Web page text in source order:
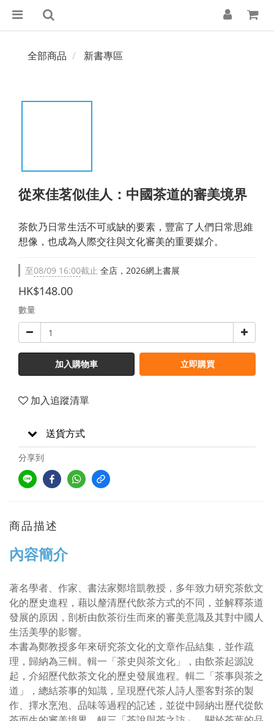
全部商品 新書專區
從來佳茗似佳人：中國茶道的審美境界
茶飲乃日常生活不可或缺的要素，豐富了人們日常思維
想像，也成為人際交往與文化審美的重要媒介。
至08/09 16:00截止 全店，2026網上書展
HK$148.00
數量
加入購物車 立即購買
加入追蹤清單
送貨方式
分享到
商品描述
內容簡介
著名學者、作家、書法家鄭培凱教授，多年致力研究茶飲文
化的歷史進程，藉以釐清歷代飲茶方式的不同，並解釋茶道
發展的原因，剖析由飲茶衍生而來的審美意識及其對中國人
生活美學的影響。
本書為鄭教授多年來研究茶文化的文章作品結集，並作疏
理，歸納為三輯。輯一「茶史與茶文化」，由飲茶起源說
起，介紹歷代飲茶文化的歷史發展進程。輯二「茶事與茶之
道」，總結茶事的知識，呈現歷代茶人詩人墨客對茶的製
作、擇水烹泡、品味等過程的記述，並從中歸納出歷代從飲